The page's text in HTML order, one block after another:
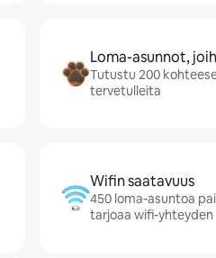
Loma-asunnot,
Tutustu 200
tervetulleita
Wifin saatavuus
450 loma-asuntoa
tarjoaa wifi-yhteyden